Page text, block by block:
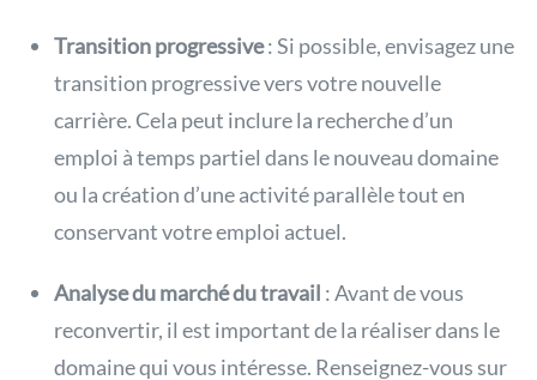
Transition progressive: Si possible, envisagez une
transition progressive vers votre nouvelle
carrière. Cela peut inclure la recherche d’un
emploi à temps partiel dans le nouveau domaine
ou la création d’une activité parallèle tout en
conservant votre emploi actuel.
Analyse du marché du travail : Avant de vous
reconvertir, il est important de la réaliser dans le
domaine qui vous intéresse. Renseignez-vous sur